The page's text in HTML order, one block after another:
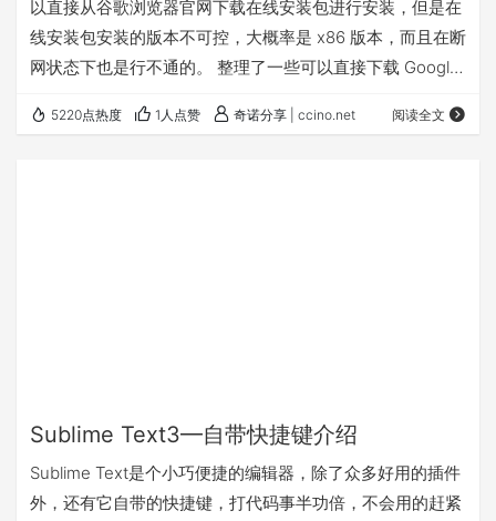
以直接从谷歌浏览器官网下载在线安装包进行安装，但是在
线安装包安装的版本不可控，大概率是 x86 版本，而且在断
网状态下也是行不通的。 整理了一些可以直接下载 Google
就可以下载，最新版实时更新。 32位（x86）：
5220点热度 1人点赞 奇诺分享 | ccino.net 阅读全文
Sublime Text3—自带快捷键介绍
Sublime Text是个小巧便捷的编辑器，除了众多好用的插件
外，还有它自带的快捷键，打代码事半功倍，不会用的赶紧